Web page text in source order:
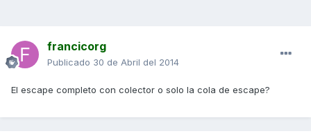
francicorg
Publicado 30 de Abril del 2014
El escape completo con colector o solo la cola de escape?